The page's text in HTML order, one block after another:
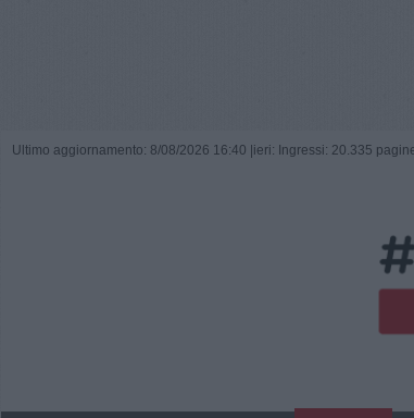
Ultimo aggiornamento: 8/08/2026 16:40 | ieri: Ingressi: 20.335